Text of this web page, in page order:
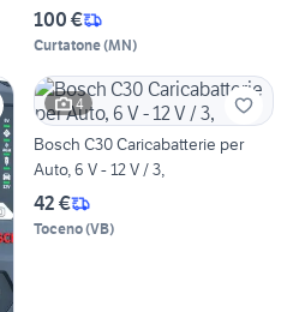
100 €
Curtatone(MN)
4
Bosch C30 Caricabatterie per
Auto, 6 V - 12 V / 3,
42 €
Toceno(VB)